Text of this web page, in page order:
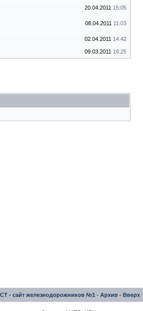
20.04.2011 15:05
08.04.2011 11:03
02.04.2011 14:42
09.03.2011 16:25
- сайт железнодорожников №1 - Архив - Вверх